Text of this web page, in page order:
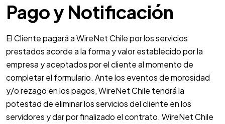
Pago y Notificación
El Cliente pagará a WireNet Chile por los servicios
prestados acorde a la forma y valor establecido por la
empresa y aceptados por el cliente al momento de
completar el formulario. Ante los eventos de morosidad
y/o rezago en los pagos, WireNet Chile tendrá la
potestad de eliminar los servicios del cliente en los
servidores y dar por finalizado el contrato. WireNet Chile